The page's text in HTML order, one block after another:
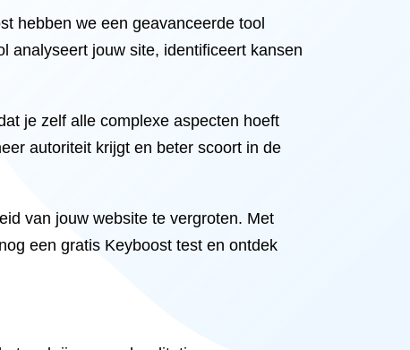
hebben we een geavanceerde tool
analyseert jouw site, identificeert kansen
je zelf alle complexe aspecten hoeft
autoriteit krijgt en beter scoort in de
van jouw website te vergroten. Met
een gratis Keyboost test en ontdek